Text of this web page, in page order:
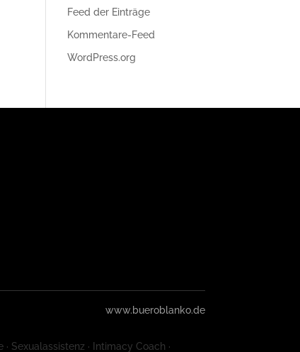
Feed der Einträge
Kommentare-Feed
WordPress.org
www.bueroblanko.de
Sexualassistenz · Intimacy Coach ·